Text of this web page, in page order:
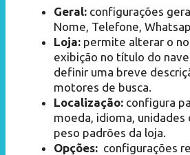
Geral: configurações
Nome, Telefone,
Loja: permite alterar o
exibição no título do
definir uma breve
motores de busca.
Localização: configura
moeda, idioma, unidades
peso padrões da loja.
Opções: configurações